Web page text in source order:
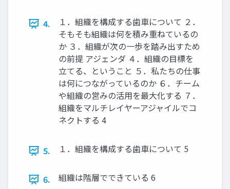
4.
１．組織を構成する歯車について ２．
そもそも組織は何を積み重ねているの
か ３．組織が次の一歩を踏み出すため
の前提 アジェンダ ４．組織の目標を
立てる、ということ ５．私たちの仕事
は何につながっているのか ６．チーム
や組織の営みの活用を最大化する ７．
組織をマルチレイヤーアジャイルでコ
ネクトする 4
5. １．組織を構成する歯車について 5
6. 組織は階層でできている 6